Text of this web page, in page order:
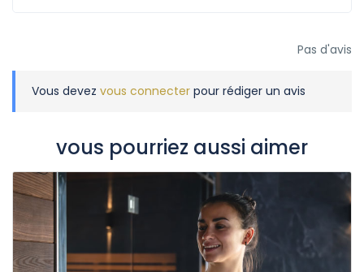
Pas d'avis
Vous devez vous connecter pour rédiger un avis
vous pourriez aussi aimer